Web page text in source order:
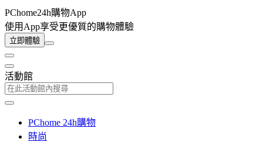
PChome24h購物App
使用App享受更優質的購物體驗
立即體驗
活動館
PChome 24h購物
時尚